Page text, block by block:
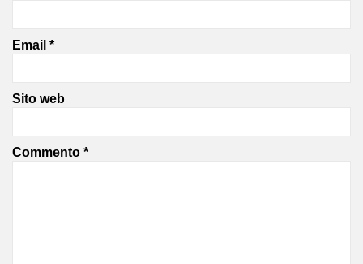
Email *
Sito web
Commento *